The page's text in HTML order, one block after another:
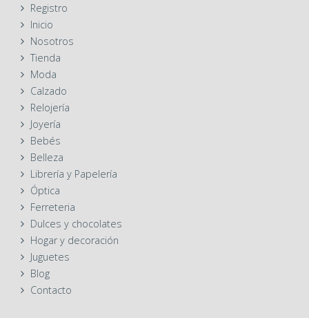
Registro
Inicio
Nosotros
Tienda
Moda
Calzado
Relojería
Joyería
Bebés
Belleza
Librería y Papelería
Óptica
Ferreteria
Dulces y chocolates
Hogar y decoración
Juguetes
Blog
Contacto